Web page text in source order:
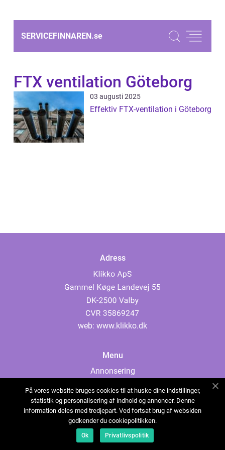
SERVICEFINNAREN.se
FTX ventilation Göteborg
03 augusti 2025
Effektiv FTX-ventilation i Göteborg
Adress
web: www.klikko.dk
Menu
Annonsering
Cookies
Kontakta oss
Sitemap
På vores website bruges cookies til at huske dine indstillinger,
statistik og personalisering af indhold og annoncer. Denne
information deles med tredjepart. Ved fortsat brug af websiden
godkender du cookiepolitikken.
Ok Privatlivspolitik